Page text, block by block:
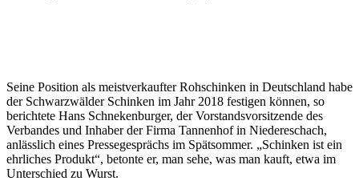
Seine Position als meistverkaufter Rohschinken in Deutschland habe
der Schwarzwälder Schinken im Jahr 2018 festigen können, so
berichtete Hans Schnekenburger, der Vorstandsvorsitzende des
Verbandes und Inhaber der Firma Tannenhof in Niedereschach,
anlässlich eines Pressegesprächs im Spätsommer. „Schinken ist ein
ehrliches Produkt“, betonte er, man sehe, was man kauft, etwa im
Unterschied zu Wurst.